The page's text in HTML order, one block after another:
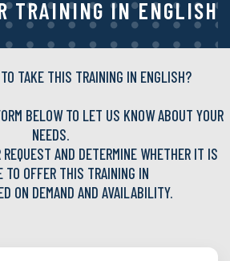
TRAINING IN ENGLISH
TAKE THIS TRAINING IN ENGLISH?
BELOW TO LET US KNOW ABOUT YOUR
NEEDS.
AND DETERMINE WHETHER IT IS
TO OFFER THIS TRAINING IN
ON DEMAND AND AVAILABILITY.